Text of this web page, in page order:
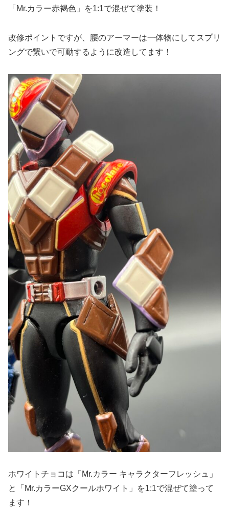
「Mr.カラー赤褐色」を1:1で混ぜて塗装！
改修ポイントですが、腰のアーマーは一体物にしてスプリ
ングで繋いで可動するように改造してます！
ホワイトチョコは「Mr.カラー キャラクターフレッシュ」
と「Mr.カラーGXクールホワイト」を1:1で混ぜて塗って
ます！